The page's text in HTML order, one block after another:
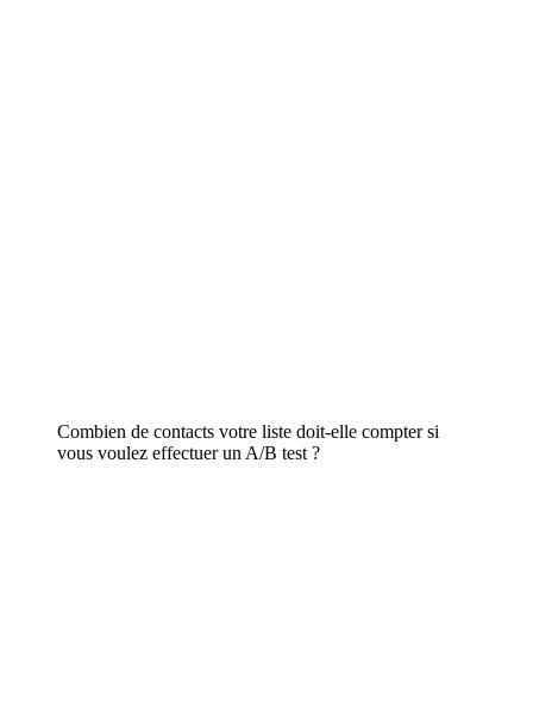
Combien de contacts votre liste doit-elle compter si
vous voulez effectuer un A/B test ?